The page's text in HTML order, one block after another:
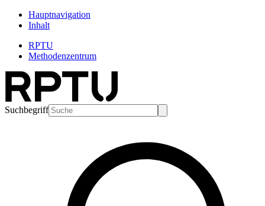
Hauptnavigation
Inhalt
RPTU
Methodenzentrum
Suchbegriff